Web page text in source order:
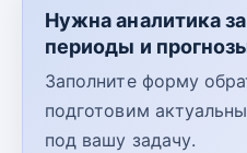
Нужна аналитика
периоды и
Заполните форму
подготовим
под вашу задачу.